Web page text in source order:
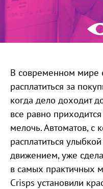
В современном мире
расплатиться за
когда дело доходит
все равно
мелочь. Автоматов, с
расплатиться
движением, уже
в самых практичных
Crisps установили